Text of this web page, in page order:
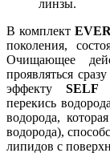
линзы.
В комплект
поколения,
Очищающее
проявляться
эффекту SELF
перекись
водорода,
водорода),
липидов с